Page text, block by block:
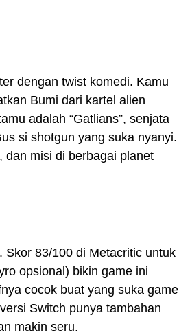
dengan twist komedi. Kamu
Bumi dari kartel alien
adalah “Gatlians”, senjata
si shotgun yang suka nyanyi.
dan misi di berbagai planet
Skor 83/100 di Metacritic untuk
opsional) bikin game ini
cocok buat yang suka game
Switch punya tambahan
makin seru.